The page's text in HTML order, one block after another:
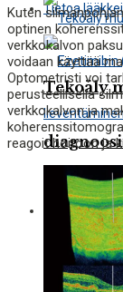
Tietoa
niiden
Tekoäly
Tietoa
Kuten
optinen
verkkokalvon
voidaan käyttää
Optometristi voi
perusteellisella
verkkokalvon ja
reagoit hoitoon ja